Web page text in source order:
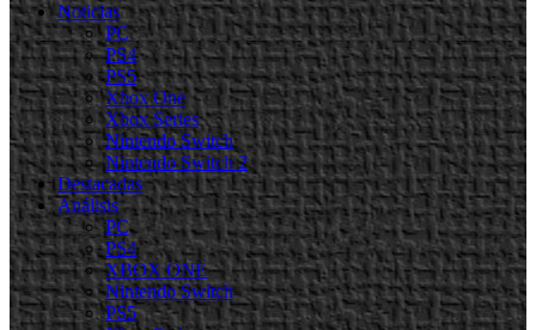
Noticias
PC
PS4
PS5
Xbox One
Xbox Series
Nintendo Switch
Nintendo Switch 2
Destacadas
Análisis
PC
PS4
XBOX ONE
Nintendo Switch
PS5